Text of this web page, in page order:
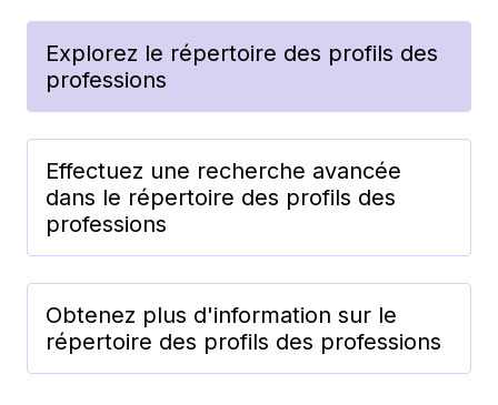
Explorez le répertoire des profils des
professions
Effectuez une recherche avancée
dans le répertoire des profils des
professions
Obtenez plus d'information sur le
répertoire des profils des professions